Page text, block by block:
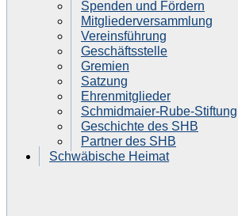
Spenden und Fördern
Mitgliederversammlung
Vereinsführung
Geschäftsstelle
Gremien
Satzung
Ehrenmitglieder
Schmidmaier-Rube-Stiftung
Geschichte des SHB
Partner des SHB
Schwäbische Heimat